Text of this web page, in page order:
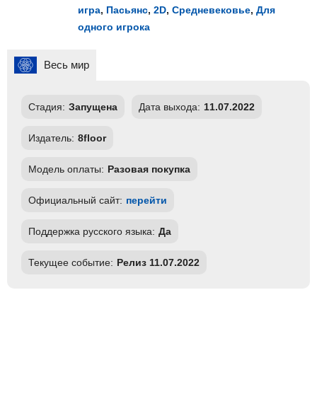
игра, Пасьянс, 2D, Средневековье, Для
одного игрока
Весь мир
Стадия: Запущена Дата выхода: 11.07.2022
Издатель: 8floor
Модель оплаты: Разовая покупка
Официальный сайт: перейти
Поддержка русского языка: Да
Текущее событие: Релиз 11.07.2022